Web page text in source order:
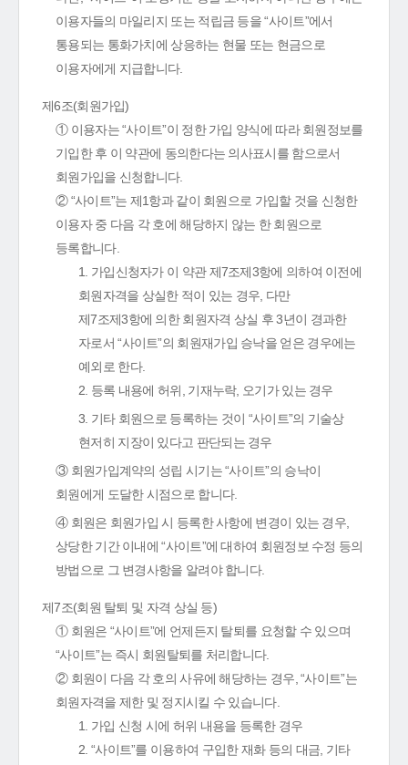
이용자들의 마일리지 또는 적립금 등을 “사이트”에서
통용되는 통화가치에 상응하는 현물 또는 현금으로
이용자에게 지급합니다.
제6조(회원가입)
① 이용자는 “사이트”이 정한 가입 양식에 따라 회원정보를
기입한 후 이 약관에 동의한다는 의사표시를 함으로서
회원가입을 신청합니다.
② “사이트”는 제1항과 같이 회원으로 가입할 것을 신청한
이용자 중 다음 각 호에 해당하지 않는 한 회원으로
등록합니다.
1. 가입신청자가 이 약관 제7조제3항에 의하여 이전에
회원자격을 상실한 적이 있는 경우, 다만
제7조제3항에 의한 회원자격 상실 후 3년이 경과한
자로서 “사이트”의 회원재가입 승낙을 얻은 경우에는
예외로 한다.
2. 등록 내용에 허위, 기재누락, 오기가 있는 경우
3. 기타 회원으로 등록하는 것이 “사이트”의 기술상
현저히 지장이 있다고 판단되는 경우
③ 회원가입계약의 성립 시기는 “사이트”의 승낙이
회원에게 도달한 시점으로 합니다.
④ 회원은 회원가입 시 등록한 사항에 변경이 있는 경우,
상당한 기간 이내에 “사이트”에 대하여 회원정보 수정 등의
방법으로 그 변경사항을 알려야 합니다.
제7조(회원 탈퇴 및 자격 상실 등)
① 회원은 “사이트”에 언제든지 탈퇴를 요청할 수 있으며
“사이트”는 즉시 회원탈퇴를 처리합니다.
② 회원이 다음 각 호의 사유에 해당하는 경우, “사이트”는
회원자격을 제한 및 정지시킬 수 있습니다.
1. 가입 신청 시에 허위 내용을 등록한 경우
2. “사이트”를 이용하여 구입한 재화 등의 대금, 기타